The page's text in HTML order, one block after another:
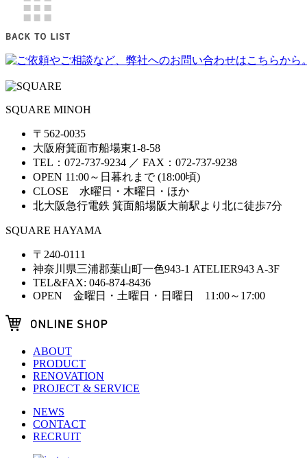
SQUARE MINOH
〒562-0035
大阪府箕面市船場東1-8-58
TEL：072-737-9234 ／ FAX：072-737-9238
OPEN 11:00～日暮れまで (18:00頃)
CLOSE 水曜日・木曜日・ほか
北大阪急行電鉄 箕面船場阪大前駅より北に徒歩7分
SQUARE HAYAMA
〒240-0111
神奈川県三浦郡葉山町一色943-1 ATELIER943 A-3F
TEL&FAX: 046-874-8436
OPEN 金曜日・土曜日・日曜日 11:00～17:00
ABOUT
PRODUCT
RENOVATION
PROJECT & SERVICE
NEWS
CONTACT
RECRUIT